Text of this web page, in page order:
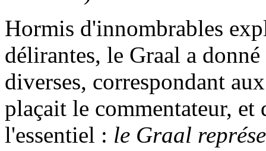
Hormis d'innombrables
délirantes, le Graal a
diverses, correspondant
plaçait le commentateur,
l'essentiel : le Graal